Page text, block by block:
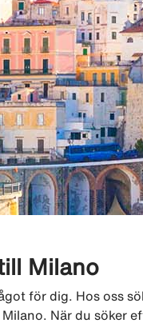
Milano
för dig. Hos oss
När du söker